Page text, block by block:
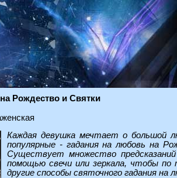
Рождество и Святки
Каждая девушка мечтает о большой
популярные - гадания на любовь на
Существует множество
помощью свечи или зеркала, чтобы по
другие способы святочного гадания на